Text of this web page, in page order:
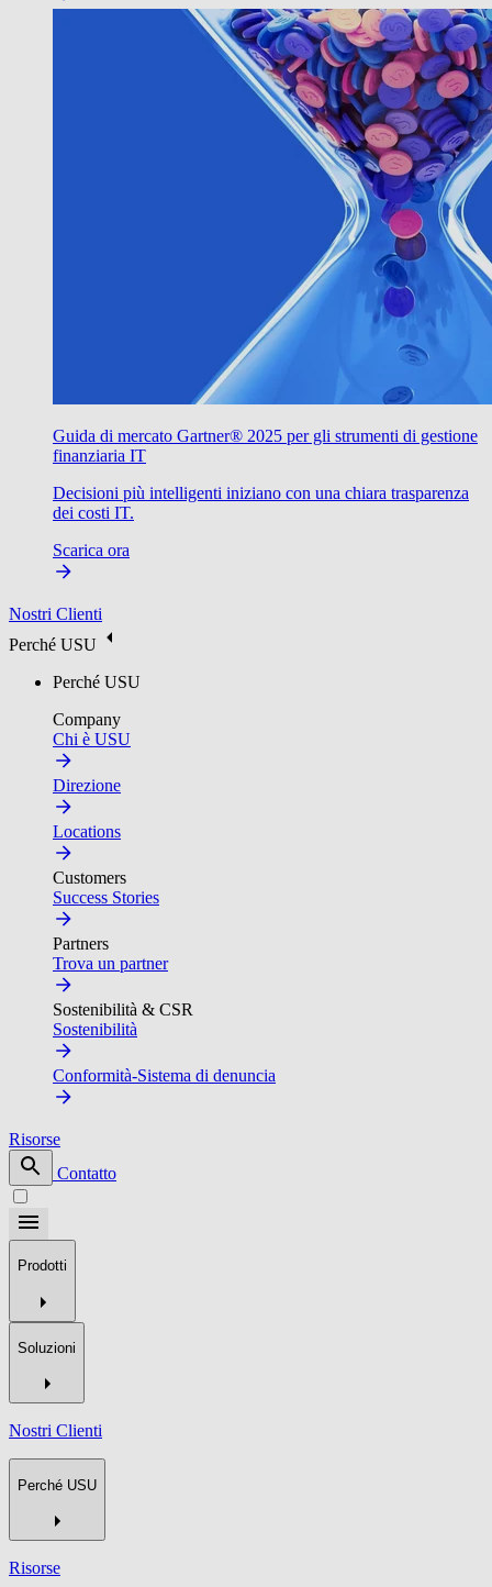
Guida di mercato Gartner® 2025 per gli strumenti di gestione
finanziaria IT
Decisioni più intelligenti iniziano con una chiara trasparenza
dei costi IT.
Scarica ora
Nostri Clienti
Perché USU
Perché USU
Company
Chi è USU
Direzione
Locations
Customers
Success Stories
Partners
Trova un partner
Sostenibilità & CSR
Sostenibilità
Conformità-Sistema di denuncia
Risorse
Contatto
Prodotti
Soluzioni
Nostri Clienti
Perché USU
Risorse